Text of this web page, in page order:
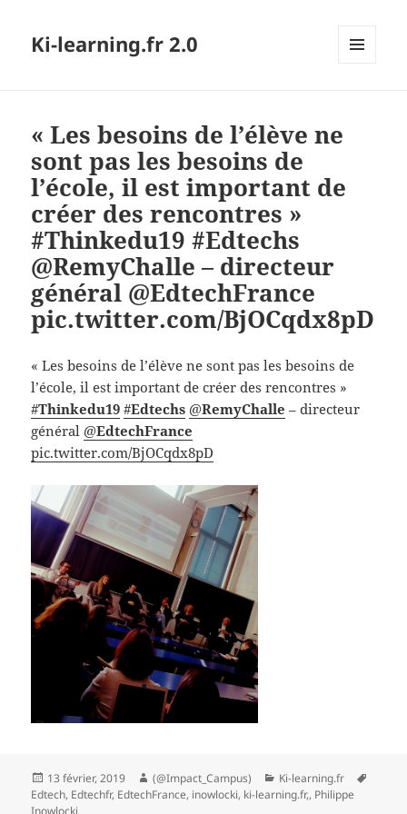
Ki-learning.fr 2.0
« Les besoins de l’élève ne
sont pas les besoins de
l’école, il est important de
créer des rencontres »
#Thinkedu19 #Edtechs
@RemyChalle – directeur
général @EdtechFrance
pic.twitter.com/BjOCqdx8pD
« Les besoins de l’élève ne sont pas les besoins de
l’école, il est important de créer des rencontres »
#Thinkedu19 #Edtechs @RemyChalle – directeur
général @EdtechFrance
pic.twitter.com/BjOCqdx8pD
Publié
le
13 février, 2019 Auteur
(@Impact_Campus) Catégories
Ki-learning.fr
Edtech, Edtechfr, EdtechFrance, inowlocki, ki-learning.fr,, Philippe
Inowlocki